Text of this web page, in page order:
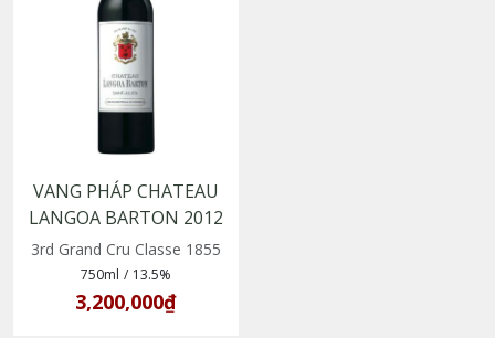
VANG PHÁP CHATEAU
LANGOA BARTON 2012
3rd Grand Cru Classe 1855
750ml / 13.5%
3,200,000₫